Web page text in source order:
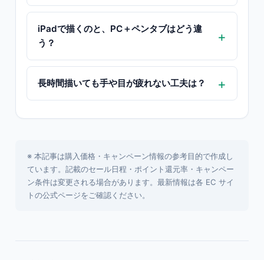
iPadで描くのと、PC＋ペンタブはどう違
う？
長時間描いても手や目が疲れない工夫は？
※ 本記事は購入価格・キャンペーン情報の参考目的で作成し
ています。記載のセール日程・ポイント還元率・キャンペー
ン条件は変更される場合があります。最新情報は各 EC サイ
トの公式ページをご確認ください。